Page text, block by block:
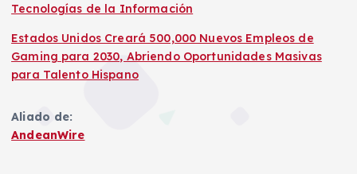
Tecnologías de la Información
Estados Unidos Creará 500,000 Nuevos Empleos de
Gaming para 2030, Abriendo Oportunidades Masivas
para Talento Hispano
Aliado de:
AndeanWire